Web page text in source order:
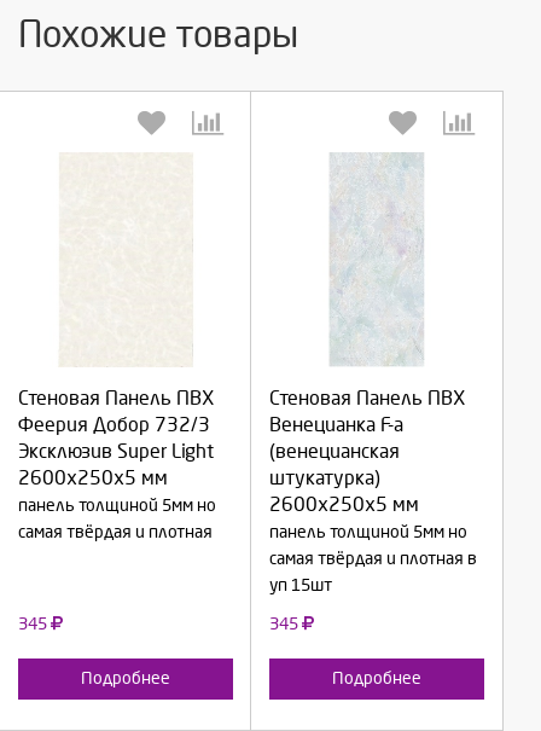
Похожие товары
Стеновая Панель ПВХ
Феерия Добор 732/3
Эксклюзив Super Light
2600х250х5 мм
панель толщиной 5мм но
самая твёрдая и плотная
345
Подробнее
Продолжить
Отмена
Стеновая Панель ПВХ
Венецианка F-a
(венецианская
штукатурка)
2600х250х5 мм
панель толщиной 5мм но
самая твёрдая и плотная в
уп 15шт
345
Подробнее
Выберите количество:
Продолжить
Отмена